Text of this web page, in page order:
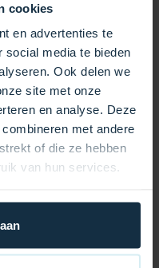
cookies
en advertenties te
social media te bieden
Ook delen we
site met onze
en analyse. Deze
met andere
of die ze hebben
van hun services.
Konstruktion kann
hinweg genutzt
Dome Bypass
und komfortables
für hochwertiges
einfach installieren
eignet sich
Dank seines
seiner soliden
Poolpflege,
ungetrübten
ganze Saison über